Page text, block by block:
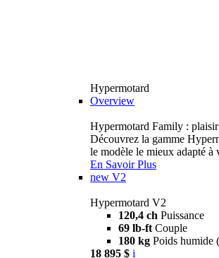
Hypermotard
Overview
Hypermotard Family :
Découvrez la gamme
le modèle le mieux adapté à
En Savoir Plus
new V2
Hypermotard V2
120,4 ch Puissance
69 lb-ft Couple
180 kg Poids humide
18 895 $ i